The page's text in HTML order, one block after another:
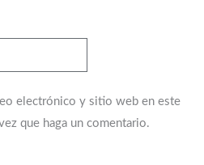
electrónico y sitio web en este
que haga un comentario.